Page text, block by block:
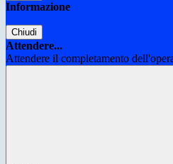
Informazione
Chiudi
Attendere...
Attendere il completamento